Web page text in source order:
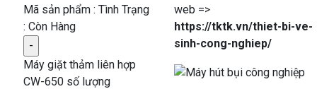
Mã sản phẩm : Tình Trạng
: Còn Hàng
Máy giặt thảm liên hợp
CW-650 số lượng
web =>
https://tktk.vn/thiet-bi-ve-
sinh-cong-nghiep/